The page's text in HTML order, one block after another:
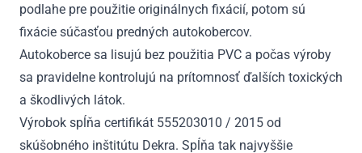
podlahe pre použitie originálnych fixácií, potom sú
fixácie súčasťou predných autokobercov.
Autokoberce sa lisujú bez použitia PVC a počas výroby
sa pravidelne kontrolujú na prítomnosť ďalších toxických
a škodlivých látok.
Výrobok spĺňa certifikát 555203010 / 2015 od
skúšobného inštitútu Dekra. Spĺňa tak najvyššie